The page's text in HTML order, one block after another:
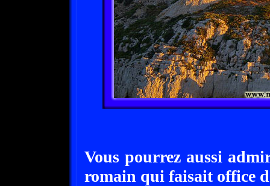
Vous pourrez aussi
romain qui faisait office